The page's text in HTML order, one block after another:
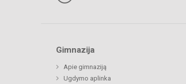
Gimnazija
Apie gimnaziją
Ugdymo aplinka